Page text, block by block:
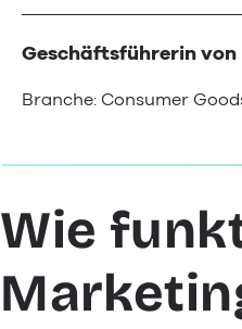
Geschäftsführerin von
Branche: Consumer
Wie